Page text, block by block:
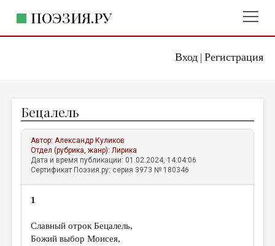
Вход| Регистрация
ПОЭЗИЯ.РУ
ЖАНРЫ
АВТОРЫ
КОММЕНТАРИИ
ЛИТСАЛОН
НОВОСТИ
ПРАВИЛА САЙТА
Бецалель
Автор:Александр Куликов
Отдел (рубрика, жанр):Лирика
Дата и время публикации: 01.02.2024, 14:04:06
Сертификат Поэзия.ру: серия 3973 № 180346
1
Славный отрок Бецалель,
Божий выбор Моисея,